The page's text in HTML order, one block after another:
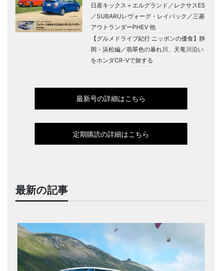
日産キックス＋エルグランド／レクサスES
／SUBARUレヴォーグ・レイバック／三菱
アウトランダーPHEV 他
【グルメドライブ紀行 ニッポンの優食】静
岡・浜松編／翡翠色の暴れ川、天竜川沿い
をホンダCR-Vで旅する
最新号の詳細はこちら
定期購読の詳細はこちら
最新の記事